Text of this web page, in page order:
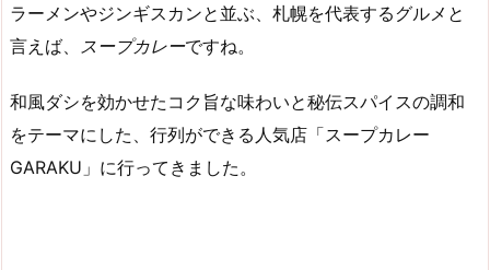
ラーメンやジンギスカンと並ぶ、札幌を代表するグルメと
言えば、
スープカレーですね。
和風ダシを効かせたコク旨な味わいと秘伝スパイスの調和
をテーマにした、行列ができる人気店「スープカレー
GARAKU」に行ってきました。